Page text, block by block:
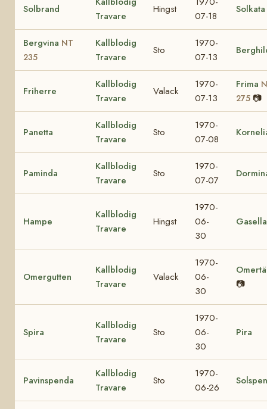
Solbrand
Travare
Hingst
07-18
Solkata
Bergvina NT
235
Kallblodig
Travare
Sto
1970-
07-13
Friherre
Kallblodig
Travare
Valack
1970-
07-13
Frima
275 📷
Panetta
Kallblodig
Travare
Sto
1970-
07-08
Paminda
Kallblodig
Travare
Sto
1970-
07-07
Hampe
Kallblodig
Travare
Hingst
1970-
06-
30
Gasella
Omergutten
Kallblodig
Travare
Valack
1970-
06-
30
📷
Spira
Kallblodig
Travare
Sto
1970-
06-
30
Pira
Pavinspenda
Kallblodig
Travare
Sto
1970-
06-26